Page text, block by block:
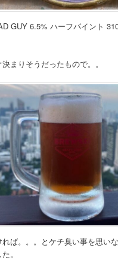
GUY 6.5% ハーフパイント
まりそうだったもので。。
れば。。。とケチ臭い事を思い
。